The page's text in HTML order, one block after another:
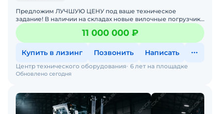
Предложим ЛУЧШУЮ ЦЕНУ под ваше техническое
задание! В наличии на складах новые вилочные погрузчики
с официальной гарантией от производителя. Оперативная
дос
11 000 000 ₽
Купить в лизинг Позвонить Написать
Обновлено сегодня
Центр технического оборудования 6 лет на площадке